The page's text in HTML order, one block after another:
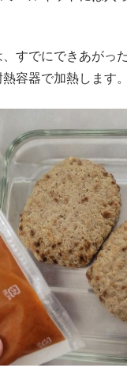
、すでにできあがっ
容器で加熱します。